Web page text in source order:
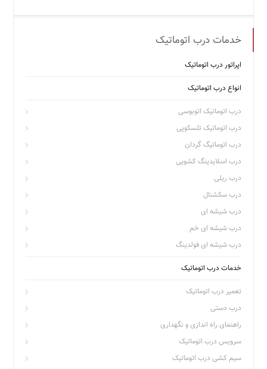
خدمات درب اتوماتیک
اپراتور درب اتوماتیک
انواع درب اتوماتیک
درب اتوماتیک اتوبوسی
درب اتوماتیک تلسکوپی
درب اتوماتیگ گردان
درب اسلایدینگ کشویی
درب ریلی
درب سکشنال
درب شیشه ای
درب شیشه ای خم
درب شیشه ای فولدینگ
خدمات درب اتوماتیک
تعمیر درب اتوماتیک
درب دستی
راهنمای راه اندازی و نگهداری
سرویس درب اتوماتیک
سیم کشی درب اتوماتیک